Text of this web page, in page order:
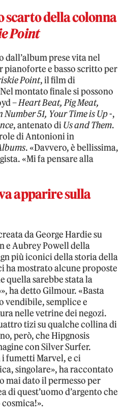
scarto della colonna
Point
dall’album prese vita nel
pianoforte e basso scritto per
Point, il film di
montato finale si possono
–Heart Beat, Pig Meat,
Number 51, Your Time is Up-,
, antenato diUs and Them.
di Antonioni in
. «Davvero, è bellissima,
«Mi fa pensare alla
apparire sulla
da George Hardie su
e Aubrey Powell della
più iconici della storia della
ha mostrato alcune proposte
quella sarebbe stata la
ha detto Gilmour. «Basta
vendibile, semplice e
nelle vetrine dei negozi.
tizi su qualche collina di
però, che Hipgnosis
con Silver Surfer.
fumetti Marvel, e ci
singolare», ha raccontato
mai dato il permesso per
di quest’uomo d’argento che